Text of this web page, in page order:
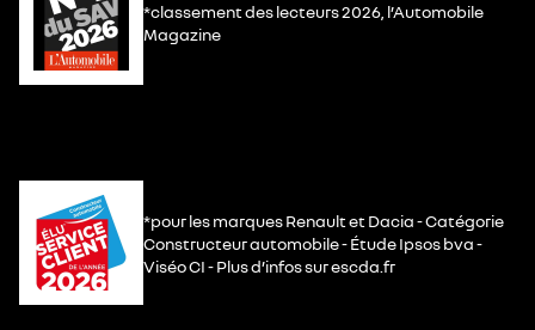
*classement des lecteurs 2026, l’Automobile
Magazine
*pour les marques Renault et Dacia - Catégorie
Constructeur automobile - Étude Ipsos bva -
Viséo CI - Plus d’infos sur escda.fr